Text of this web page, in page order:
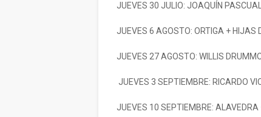
JUEVES 30 JULIO: JOAQUÍN
JUEVES 6 AGOSTO: ORTIGA + HIJAS
JUEVES 27 AGOSTO: WILLIS
JUEVES 3 SEPTIEMBRE: RICARDO
JUEVES 10 SEPTIEMBRE: